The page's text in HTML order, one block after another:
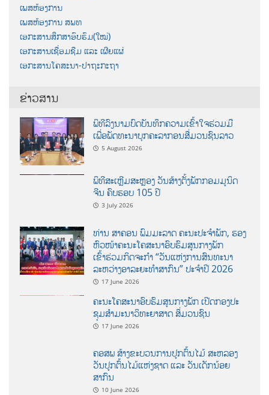
ເພສຫ້ອງການ
ເພສຫ້ອງການ ສພທ
ເອກະສານສຶກສາອົບຮົມ(ໃໝ່)
ເອກະສານເຊື່ອມຊືມ ແລະ ເຜີຍແຜ່
ເອກະສານໂຄສະນາ-ປາຖະກະຖາ
ຂ່າວສານ
ພິທີລົງນາມບົດບັນທຶກຄວາມເຂົ້າໃຈຮ່ວມມື
ເພື່ອພັດທະນາບຸກຄະລາກອນສື່ມວນຊົນລາວ
5 August 2026
ພິທີສະເຫຼີມສະຫຼອງ ວັນສ້າງຕັ້ງພັກກອມມູນິດ
ຈີນ ຄົບຮອບ 105 ປີ
3 July 2026
ທ່ານ ສາຄອນ ພົມມະລາດ ຄະນະປະຈໍາພັກ, ຮອງ
ຫົວໜ້າຄະນະໂຄສະນາອົບຮົມສູນກາງພັກ
ເຂົ້າຮ່ວມກິດຈະກຳ “ວັນແຫ່ງການສົນທະນາ
ລະຫວ່າງອາລະຍະທຳສາກົນ” ປະຈຳປີ 2026
17 June 2026
ຄະນະໂຄສະນາອົບຮົມສູນກາງພັກ ເປີດກອງປະ
ຊຸມສຳມະນາວິທະຍາສາດ ສຶ່ມວນຊົນ
17 June 2026
ຄອສພ ສ້າງຂະບວນການປູກຕົ້ນໄມ້ ສະຫລອງ
ວັນປູກຕົ້ນໄມ້ແຫ່ງຊາດ ແລະ ວັນເດັກນ້ອຍ
ສາກົນ
10 June 2026